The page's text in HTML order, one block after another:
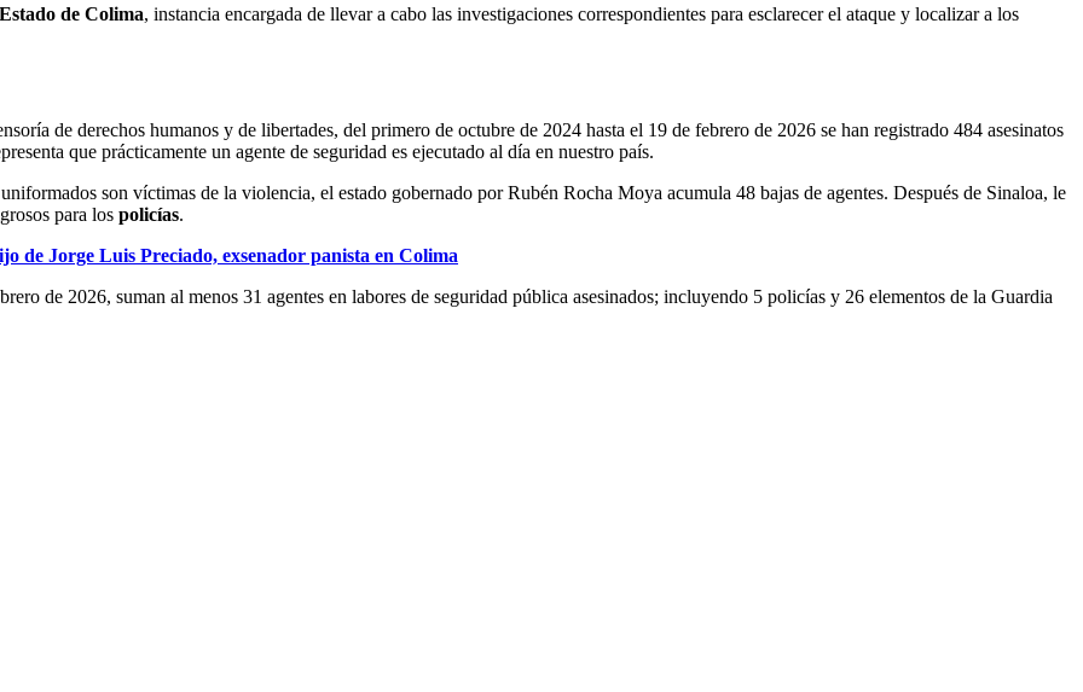
de Colima, instancia encargada de llevar a cabo las investigaciones correspondientes para esclarecer el ataque y localizar a los
de derechos humanos y de libertades, del primero de octubre de 2024 hasta el 19 de febrero de 2026 se han registrado 484 asesinatos
que prácticamente un agente de seguridad es ejecutado al día en nuestro país.
son víctimas de la violencia, el estado gobernado por Rubén Rocha Moya acumula 48 bajas de agentes. Después de Sinaloa, le
para los policías.
de Jorge Luis Preciado, exsenador panista en Colima
de 2026, suman al menos 31 agentes en labores de seguridad pública asesinados; incluyendo 5 policías y 26 elementos de la Guardia